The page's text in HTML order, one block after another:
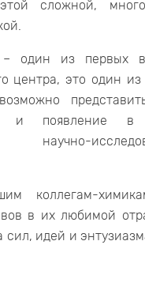
сложной,
один из первых в
центра, это один из
и появление в
коллегам-
в их любимой
сил, идей и